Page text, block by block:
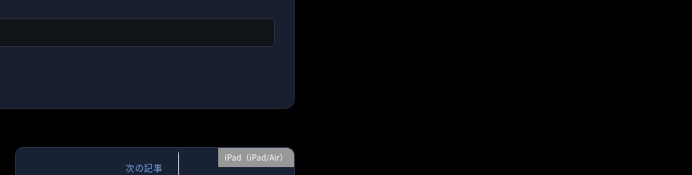
iPad（iPad/Air）
次の記事